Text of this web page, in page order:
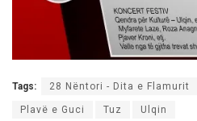
Tags: 28 Nëntori - Dita e Flamurit
Plavë e Guci Tuz Ulqin